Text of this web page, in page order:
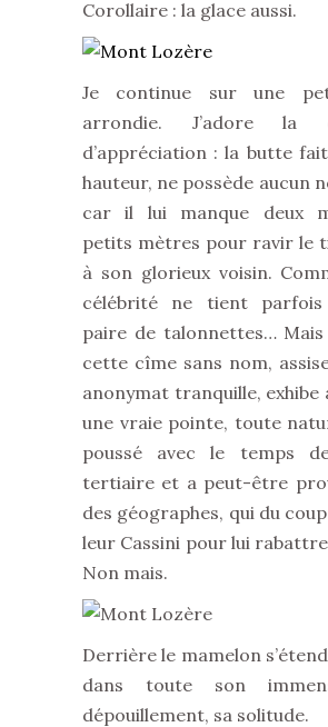
Corollaire : la glace aussi.
Je continue sur une
arrondie. J’adore la
d’appréciation : la butte
hauteur, ne possède aucun
car il lui manque deux
petits mètres pour ravir le
à son glorieux voisin.
célébrité ne tient parfois
paire de talonnettes… Mais
cette cîme sans nom,
anonymat tranquille, exhibe
une vraie pointe, toute
poussé avec le temps
tertiaire et a peut-être
des géographes, qui du
leur Cassini pour lui
Non mais.
Derrière le mamelon
dans toute son
dépouillement, sa solitude.